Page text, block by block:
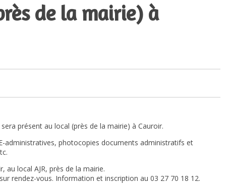
de la mairie) à
présent au local (près de la mairie) à Cauroir.
administratives, photocopies documents administratifs et
au local AJR, près de la mairie.
rendez-vous. Information et inscription au 03 27 70 18 12.